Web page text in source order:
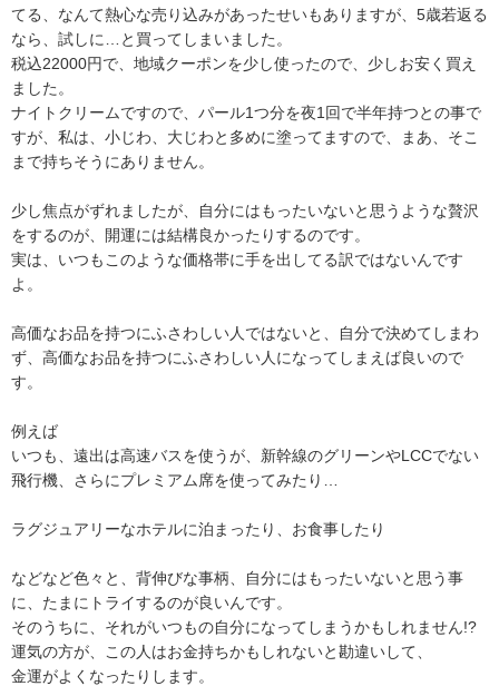
てる、なんて熱心な売り込みがあったせいもありますが、5歳若返る
なら、試しに…と買ってしまいました。
税込22000円で、地域クーポンを少し使ったので、少しお安く買え
ました。
ナイトクリームですので、パール1つ分を夜1回で半年持つとの事で
すが、私は、小じわ、大じわと多めに塗ってますので、まあ、そこ
まで持ちそうにありません。
少し焦点がずれましたが、自分にはもったいないと思うような贅沢
をするのが、開運には結構良かったりするのです。
実は、いつもこのような価格帯に手を出してる訳ではないんです
よ。
高価なお品を持つにふさわしい人ではないと、自分で決めてしまわ
ず、高価なお品を持つにふさわしい人になってしまえば良いので
す。
例えば
いつも、遠出は高速バスを使うが、新幹線のグリーンやLCCでない
飛行機、さらにプレミアム席を使ってみたり…
ラグジュアリーなホテルに泊まったり、お食事したり
などなど色々と、背伸びな事柄、自分にはもったいないと思う事
に、たまにトライするのが良いんです。
そのうちに、それがいつもの自分になってしまうかもしれません!?
運気の方が、この人はお金持ちかもしれないと勘違いして、
金運がよくなったりします。